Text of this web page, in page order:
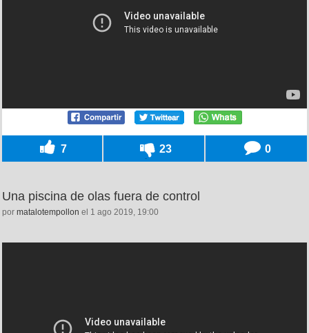
7 23 0
Una piscina de olas fuera de control
por matalotempollon el 1 ago 2019, 19:00